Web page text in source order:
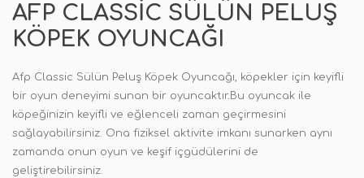
AFP CLASSIC SÜLÜN PELUŞ
KÖPEK OYUNCAĞI
Afp Classic Sülün Peluş Köpek Oyuncağı, köpekler için keyifli
bir oyun deneyimi sunan bir oyuncaktır. Bu oyuncak ile
köpeğinizin keyifli ve eğlenceli zaman geçirmesini
sağlayabilirsiniz. Ona fiziksel aktivite imkanı sunarken aynı
zamanda onun oyun ve keşif içgüdülerini de
geliştirebilirsiniz.